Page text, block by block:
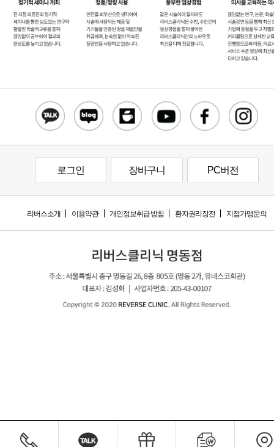
로그인 장바구니 PC버전
리버스소개 이용약관 개인정보취급방침 환자권리장전 지점가맹문의